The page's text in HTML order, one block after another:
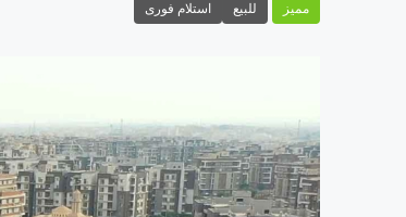
مميز للبيع استلام فورى